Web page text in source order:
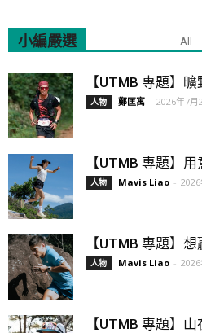
小編嚴選 All
【UTMB 專題】
人物 鄭匡寓 - 2026年7月
【UTMB 專題】
人物 Mavis Liao -
【UTMB 專題】
人物 Mavis Liao -
【UTMB 專題】